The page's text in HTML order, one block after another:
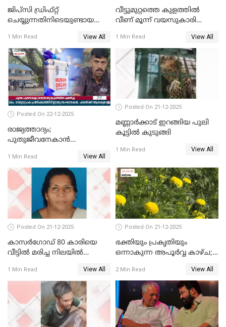
ജിപ്സി ഡ്രിഫ്റ്റ്
ചെയ്യുന്നതിനിടെയുണ്ടായ
ദാരുണാന്ത്യം; ജീപ്സി
ഓടിച്ചയാൾ അറസ്റ്റിൽ.
1 Min Read View All
വീട്ടുമുറ്റത്തെ കുളത്തിൽ
വീണ് മൂന്ന് വയസുകാരി
1 Min Read View All
Posted On 22-12-2025
രാജ്യത്താദ്യം;
പുതുജീവനേകാൻ
എറണാകുളം സർക്കാർ
ജനറൽ
ആശുപത്രിയിലെത്തിച്ചു
1 Min Read View All
Posted On 21-12-2025
മണ്ണാർക്കാട് ഇറങ്ങിയ പുലി
കൂട്ടിൽ കുടുങ്ങി
1 Min Read View All
Posted On 21-12-2025
കാസർഗോഡ് 80 കാരിയെ
വീട്ടിൽ മരിച്ച നിലയിൽ
1 Min Read View All
Posted On 21-12-2025
ഭക്തിയും പ്രകൃതിയും
ഒന്നാകുന്ന അപൂര്‍വ്വ കാഴ്ച;
കാഴ്ചാനുഭവമൊരുക്കി
ശബരീ നന്ദനം
2 Min Read View All